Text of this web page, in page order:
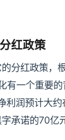
红政策
分红政策，
有一个重要
利润预计大
承诺的70亿